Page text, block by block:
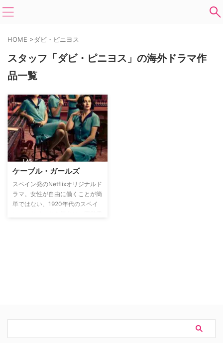
HOME >ダビ・ピニヨス
スタッフ「ダビ・ピニヨス」の海外ドラマ作
品一覧
ケーブル・ガールズ
スペイン発のNetflixオリジナルド
ラマ。女性が自由に働くことが簡
単ではない、1920年代のスペイ